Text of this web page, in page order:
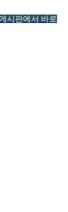
시판에서 바로